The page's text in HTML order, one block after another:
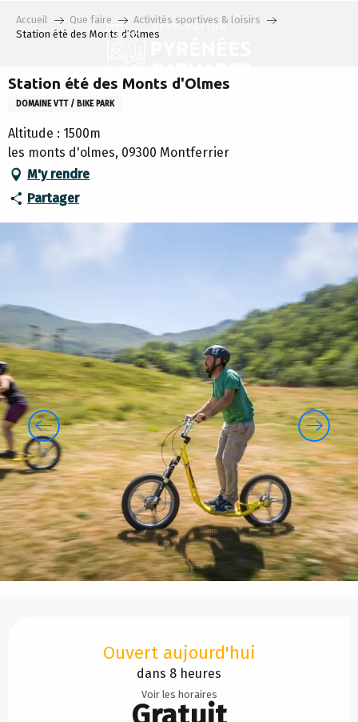
Accueil Que faire
Activités sportives & loisirs
Station été des Monts d'Olmes
Station été des Monts d'Olmes
DOMAINE VTT / BIKE PARK
Altitude : 1500m
les monts d'olmes, 09300 Montferrier
M'y rendre
Partager
Ouvert aujourd'hui
dans 8 heures
Voir les horaires